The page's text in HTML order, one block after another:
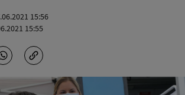
15:56
15:55